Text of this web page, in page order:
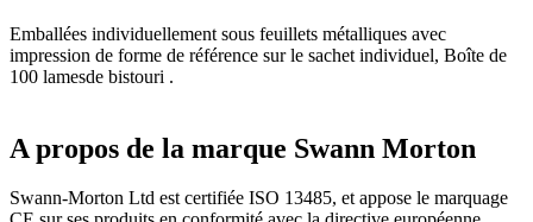
Emballées individuellement sous feuillets métalliques avec
impression de forme de référence sur le sachet individuel, Boîte de
100 lamesde bistouri .
A propos de la marque Swann Morton
Swann-Morton Ltd est certifiée ISO 13485, et appose le marquage